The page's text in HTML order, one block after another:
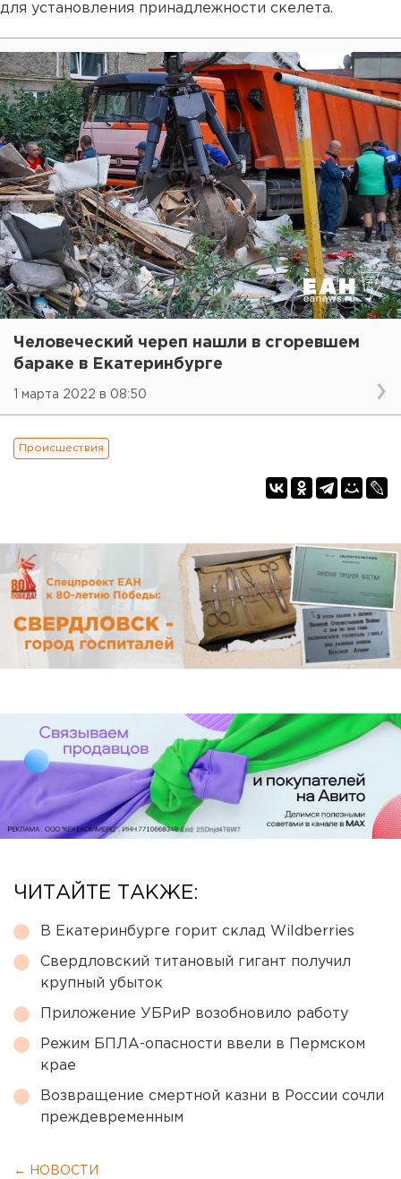
для установления принадлежности скелета.
Человеческий череп нашли в сгоревшем
бараке в Екатеринбурге
1 марта 2022 в 08:50
Происшествия
ЧИТАЙТЕ ТАКЖЕ:
В Екатеринбурге горит склад Wildberries
Свердловский титановый гигант получил
крупный убыток
Приложение УБРиР возобновило работу
Режим БПЛА-опасности ввели в Пермском
крае
Возвращение смертной казни в России сочли
преждевременным
← НОВОСТИ